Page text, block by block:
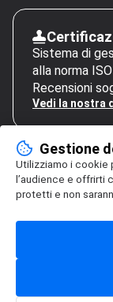
Sistema di
alla norma
Recensioni
Vedi la nostra
Gestione
Utilizziamo i cookie
l’audience e offrirti
protetti e non